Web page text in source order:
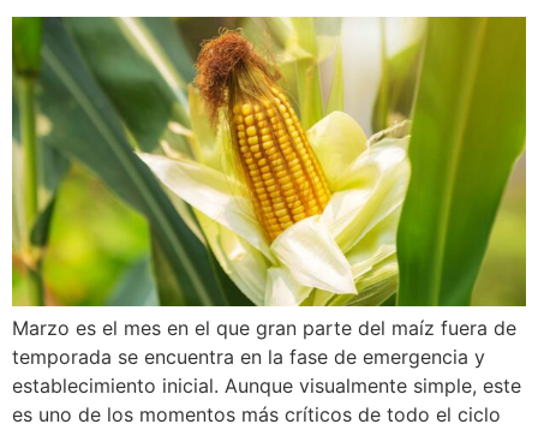
Marzo es el mes en el que gran parte del maíz fuera de
temporada se encuentra en la fase de emergencia y
establecimiento inicial. Aunque visualmente simple, este
es uno de los momentos más críticos de todo el ciclo